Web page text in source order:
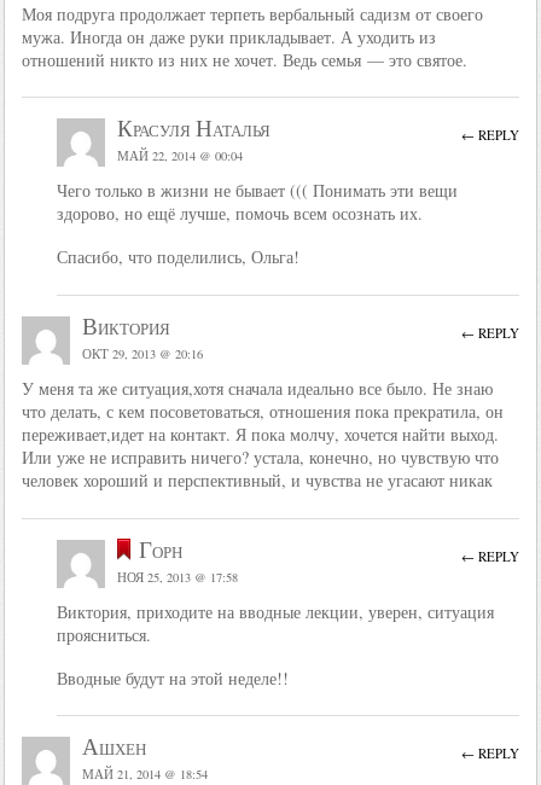
Моя подруга продолжает терпеть вербальный садизм от своего
мужа. Иногда он даже руки прикладывает. А уходить из
отношений никто из них не хочет. Ведь семья — это святое.
Красуля Наталья
МАЙ 22, 2014 @ 00:04
Чего только в жизни не бывает ((( Понимать эти вещи
здорово, но ещё лучше, помочь всем осознать их.
Спасибо, что поделились, Ольга!
← REPLY
Виктория
ОКТ 29, 2013 @ 20:16
У меня та же ситуация,хотя сначала идеально все было. Не знаю
что делать, с кем посоветоваться, отношения пока прекратила, он
переживает,идет на контакт. Я пока молчу, хочется найти выход.
Или уже не исправить ничего? устала, конечно, но чувствую что
человек хороший и перспективный, и чувства не угасают никак
← REPLY
Горн
НОЯ 25, 2013 @ 17:58
Виктория, приходите на вводные лекции, уверен, ситуация
проясниться.
Вводные будут на этой неделе!!
← REPLY
Ашхен
МАЙ 21, 2014 @ 18:54
← REPLY